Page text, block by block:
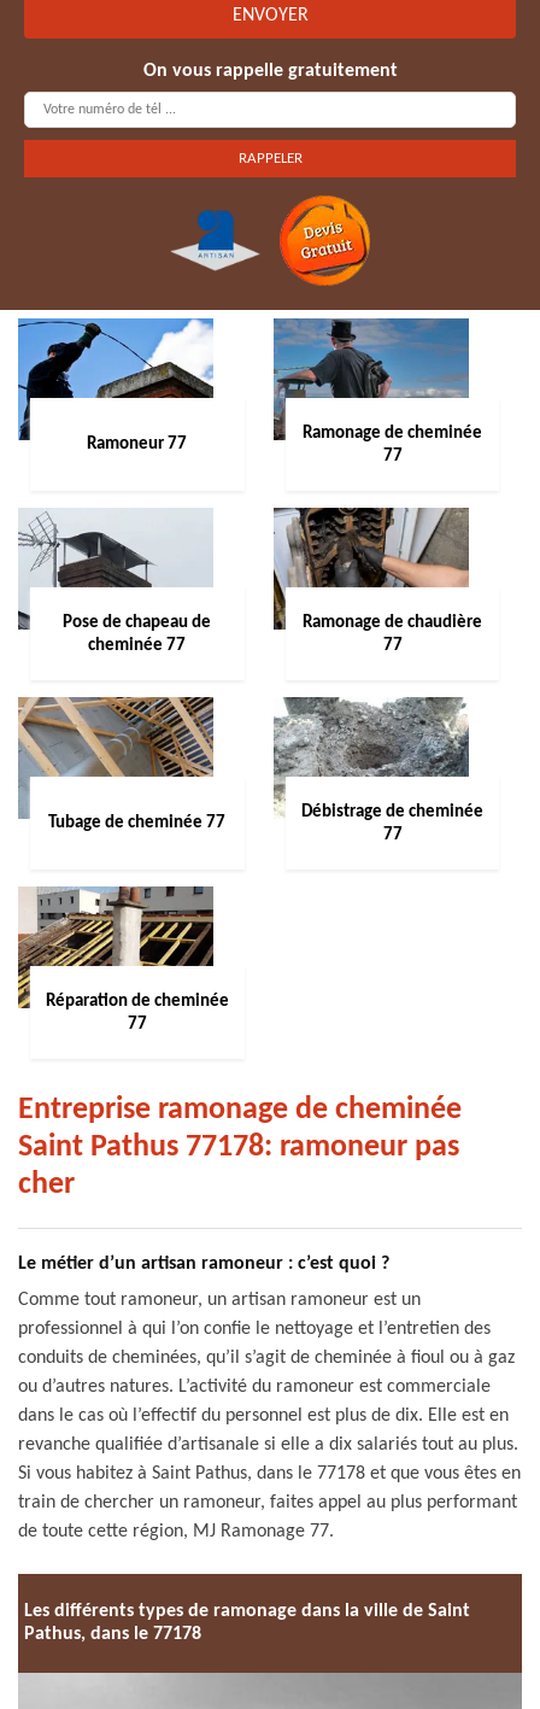
On vous rappelle gratuitement
Ramoneur 77
Ramonage de cheminée
77
Pose de chapeau de
cheminée 77
Ramonage de chaudière
77
Tubage de cheminée 77
Débistrage de cheminée
77
Réparation de cheminée
77
Entreprise ramonage de cheminée
Saint Pathus 77178: ramoneur pas
cher
Le métier d’un artisan ramoneur : c’est quoi ?
Comme tout ramoneur, un artisan ramoneur est un
professionnel à qui l’on confie le nettoyage et l’entretien des
conduits de cheminées, qu’il s’agit de cheminée à fioul ou à gaz
ou d’autres natures. L’activité du ramoneur est commerciale
dans le cas où l’effectif du personnel est plus de dix. Elle est en
revanche qualifiée d’artisanale si elle a dix salariés tout au plus.
Si vous habitez à Saint Pathus, dans le 77178 et que vous êtes en
train de chercher un ramoneur, faites appel au plus performant
de toute cette région, MJ Ramonage 77.
Les différents types de ramonage dans la ville de Saint
Pathus, dans le 77178